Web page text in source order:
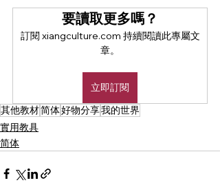
要讀取更多嗎？
訂閱 xiangculture.com 持續閱讀此專屬文
章。
立即訂閱
其他教材简体好物分享我的世界
實用教具
简体